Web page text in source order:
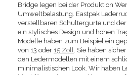
Bridge legen bei der Produktion
Umweltbelastung. Eastpak
verstellbaren Schultergurte und
ein stylisches Design und hohen
Modelle haben zum Beispiel ein
von 13 oder 15 Zoll . Sie haben
den Ledermodellen mit einem
minimalistischen Look. Wir haben